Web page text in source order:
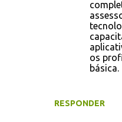
RESPONDER
os
básica.